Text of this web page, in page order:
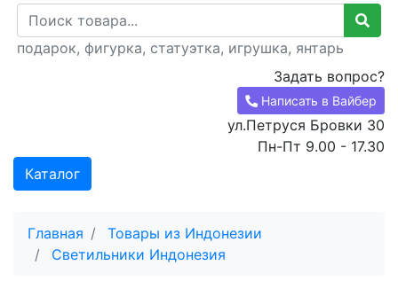
подарок, фигурка, статуэтка, игрушка, янтарь
Задать вопрос?
Написать в Вайбер
ул.Петруся Бровки 30
Пн-Пт 9.00 - 17.30
Каталог
Главная
Товары из Индонезии
Светильники Индонезия